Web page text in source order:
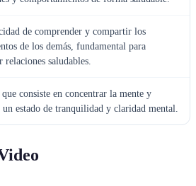
de comprender y compartir los
de los demás, fundamental para
relaciones saludables.
consiste en concentrar la mente y
un estado de tranquilidad y claridad mental.